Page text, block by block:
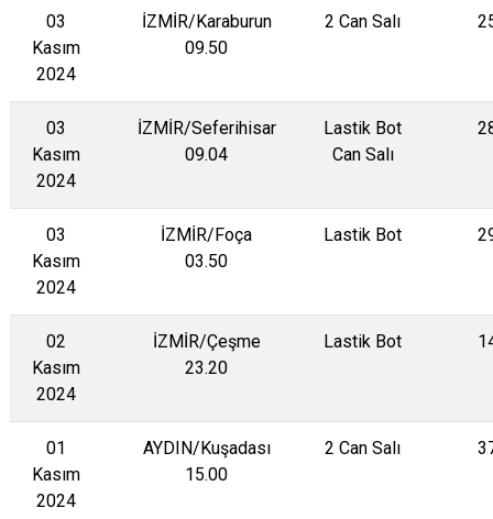
03
Kasım
2024
İZMİR/Karaburun
09.50
2 Can Salı
03
Kasım
2024
İZMİR/Seferihisar
09.04
Lastik Bot
Can Salı
03
Kasım
2024
İZMİR/Foça
03.50
Lastik Bot
02
Kasım
2024
İZMİR/Çeşme
23.20
Lastik Bot
01
Kasım
2024
AYDIN/Kuşadası
15.00
2 Can Salı